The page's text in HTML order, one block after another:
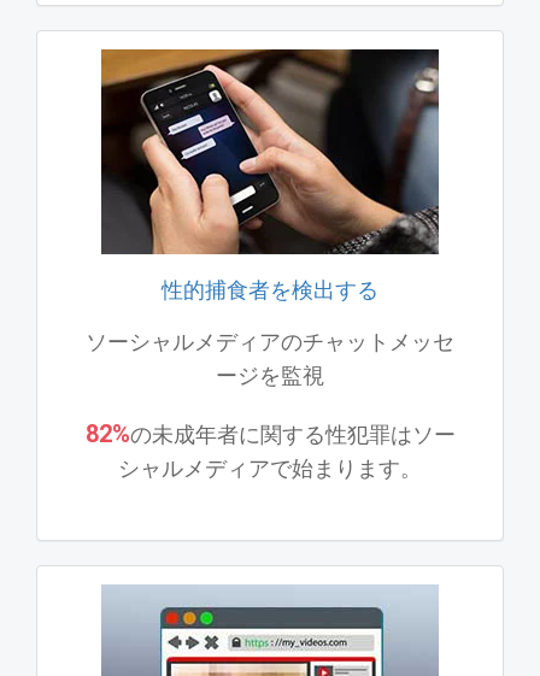
性的捕食者を検出する
ソーシャルメディアのチャットメッセ
ージを監視
82%の未成年者に関する性犯罪はソー
シャルメディアで始まります。